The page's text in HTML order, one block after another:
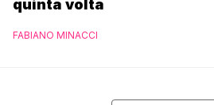
quinta volta
FABIANO MINACCI